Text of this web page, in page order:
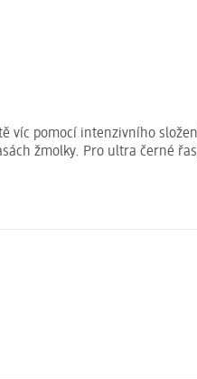
víc pomocí intenzivního
žmolky. Pro ultra černé